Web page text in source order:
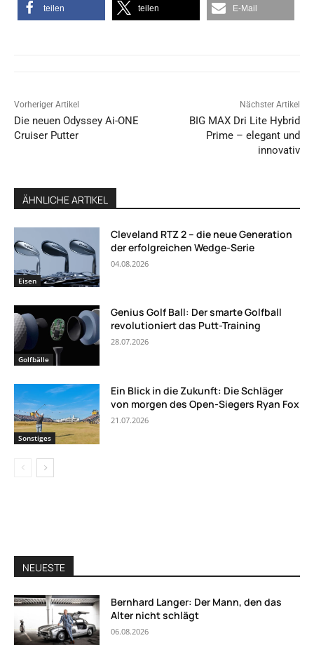
teilen teilen E-Mail
Vorheriger Artikel
Die neuen Odyssey Ai-ONE
Cruiser Putter
Nächster Artikel
BIG MAX Dri Lite Hybrid
Prime – elegant und
innovativ
ÄHNLICHE ARTIKEL
Eisen
Cleveland RTZ 2 – die neue Generation
der erfolgreichen Wedge-Serie
04.08.2026
Golfbälle
Genius Golf Ball: Der smarte Golfball
revolutioniert das Putt-Training
28.07.2026
Sonstiges
Ein Blick in die Zukunft: Die Schläger
von morgen des Open-Siegers Ryan Fox
21.07.2026
NEUESTE
Bernhard Langer: Der Mann, den das
Alter nicht schlägt
06.08.2026